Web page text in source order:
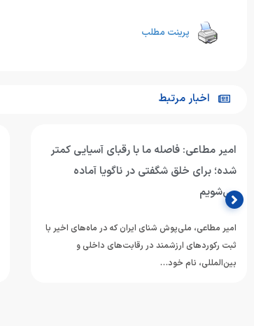
پرینت مطلب
اخبار مرتبط
امیر مطاعی: فاصله ما با رقبای آسیایی کمتر
شده؛ برای خلق شگفتی در ناگویا آماده
می‌شویم
امیر مطاعی، ملی‌پوش شنای ایران که در ماه‌های اخیر با
ثبت رکوردهای ارزشمند در رقابت‌های داخلی و
بین‌المللی، نام خود…